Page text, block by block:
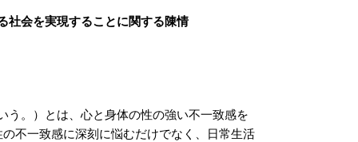
社会を実現することに関する陳情
。）とは、心と身体の性の強い不一致感を
不一致感に深刻に悩むだけでなく、日常生活